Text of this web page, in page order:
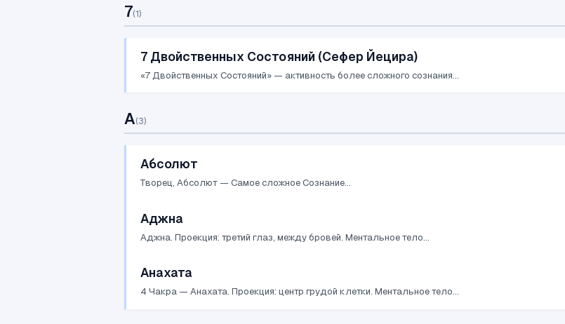
7(1)
7 Двойственных Состояний (Сефер Йецира)
«7 Двойственных Состояний» — активность более сложного сознания...
А(3)
Абсолют
Творец, Абсолют — Cамое сложное Cознание...
Аджна
Аджна. Проекция: третий глаз, между бровей. Ментальное тело...
Анахата
4 Чакра — Анахата. Проекция: центр грудой клетки. Ментальное тело...